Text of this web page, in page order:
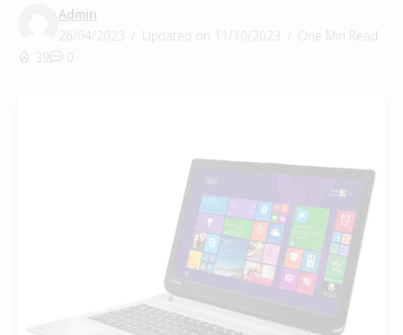
Admin
26/04/2023
Updated on 11/10/2023
One Min Read
39
0